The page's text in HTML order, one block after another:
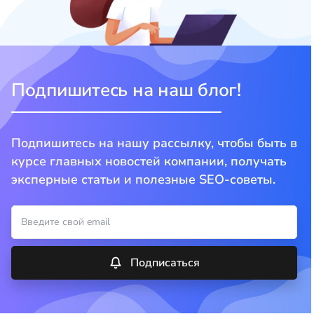
Подпишитесь на наш блог!
Подпишитесь на нашу рассылку, чтобы быть в
курсе главных новостей компании, получать
эксперные статьи и полезные SEO-советы.
Подписаться